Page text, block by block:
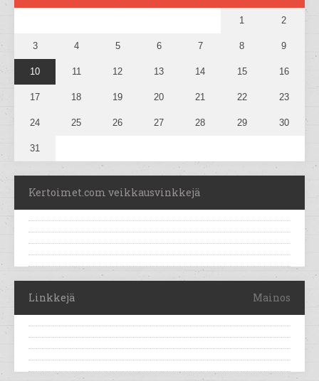
1 2
3 4 5 6 7 8 9
10 11 12 13 14 15 16
17 18 19 20 21 22 23
24 25 26 27 28 29 30
31
Kertoimet.com veikkausvinkkejä
Linkkejä Mainos